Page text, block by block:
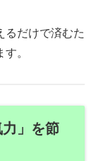
るだけで済むた
。
」を節